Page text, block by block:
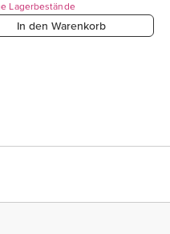
Lagerbestände
In den Warenkorb